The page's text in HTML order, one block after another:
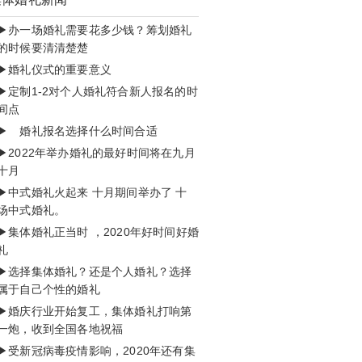
办一场婚礼需要花多少钱？筹划婚礼
时候要清清楚楚
婚礼仪式的重要意义
定制1-2对个人婚礼符合新人报名的时
点
婚礼报名选择什么时间合适
年举办婚礼的最好时间将在九月
月
中式婚礼火起来 十月期间举办了 十
中式婚礼。
集体婚礼正当时 ，2020年好时间好婚
选择集体婚礼？还是个人婚礼？选择
于自己个性的婚礼
婚庆行业开始复工，集体婚礼打响第
炮，收到全国各地祝福
受新冠病毒疫情影响，2020年还有集